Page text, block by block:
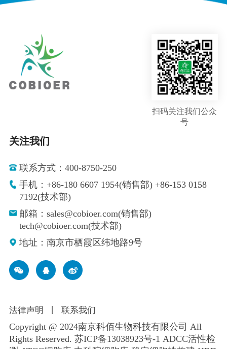
扫码关注我们公众
号
关注我们
联系方式：400-8750-250
手机：+86-180 6607 1954(销售部) +86-153 0158
7192(技术部)
邮箱：sales@cobioer.com(销售部)
tech@cobioer.com(技术部)
地址：南京市栖霞区纬地路9号
法律声明 联系我们
Copyright @ 2024南京科佰生物科技有限公司 All
Rights Reserved. 苏ICP备13038923号-1 ADCC活性检